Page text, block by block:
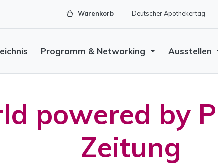
Warenkorb Deutscher Apothekertag
Programm & Networking Ausstellen
powered by
Zeitung